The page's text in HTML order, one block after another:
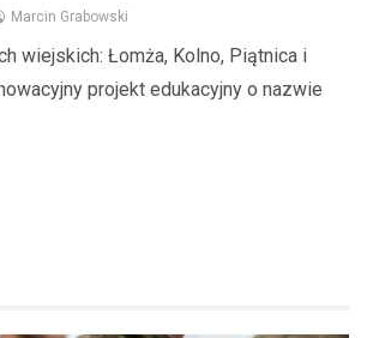
Marcin Grabowski
wiejskich: Łomża, Kolno, Piątnica i
projekt edukacyjny o nazwie